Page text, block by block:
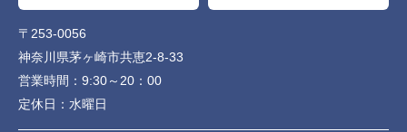
〒253-0056
神奈川県茅ヶ崎市共恵2-8-33
営業時間： 9:30～20：00
定休日： 水曜日